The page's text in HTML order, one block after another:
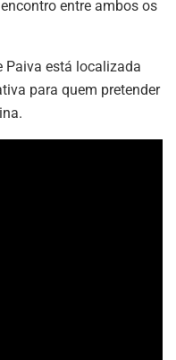
entre ambos os
Paiva está localizada
para quem pretender